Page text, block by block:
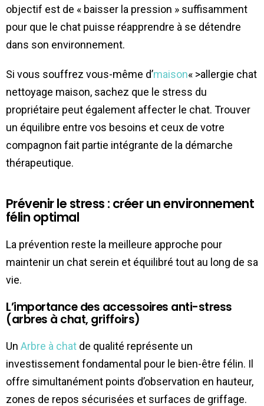
objectif est de « baisser la pression » suffisamment
pour que le chat puisse réapprendre à se détendre
dans son environnement.
Si vous souffrez vous-même d’maison« >allergie chat
nettoyage maison, sachez que le stress du
propriétaire peut également affecter le chat. Trouver
un équilibre entre vos besoins et ceux de votre
compagnon fait partie intégrante de la démarche
thérapeutique.
Prévenir le stress : créer un environnement
félin optimal
La prévention reste la meilleure approche pour
maintenir un chat serein et équilibré tout au long de sa
vie.
L’importance des accessoires anti-stress
(arbres à chat, griffoirs)
Un Arbre à chat de qualité représente un
investissement fondamental pour le bien-être félin. Il
offre simultanément points d’observation en hauteur,
zones de repos sécurisées et surfaces de griffage.